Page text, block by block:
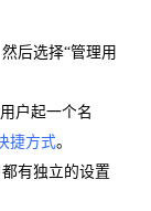
后选择“管理用
户起一个名
捷方式。
有独立的设置